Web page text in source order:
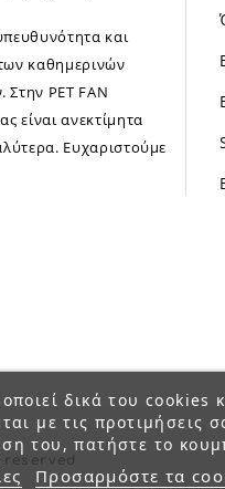
και
καθημερινών
PET FAN
είναι ανεκτίμητα
Ευχαριστούμε
δικά του cookies
με τις
του, πατήστε το
Προσαρμόστε τα